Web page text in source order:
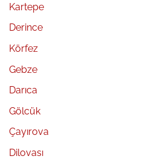
Kartepe
Derince
Körfez
Gebze
Darıca
Gölcük
Çayırova
Dilovası